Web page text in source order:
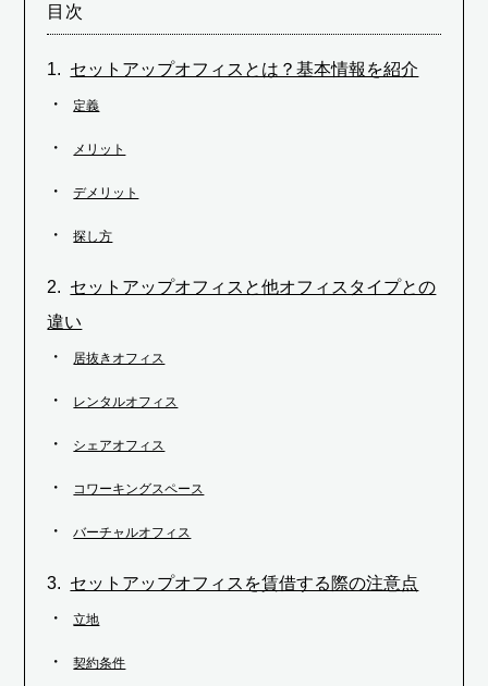
目次
セットアップオフィスとは？基本情報を紹介
定義
メリット
デメリット
探し方
セットアップオフィスと他オフィスタイプとの
違い
居抜きオフィス
レンタルオフィス
シェアオフィス
コワーキングスペース
バーチャルオフィス
セットアップオフィスを賃借する際の注意点
立地
契約条件